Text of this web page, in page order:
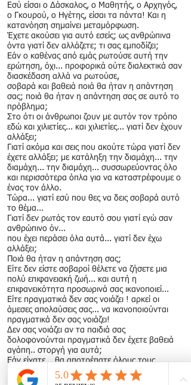
Εσύ είσαι ο Δάσκαλος, ο Μαθητής, o Αρχηγός,
ο Γκουρού, ο Ηγέτης, είσαι τα πάντα! Και η
κατανόηση σημαίνει μεταμόρφωση.
Έχετε ακούσει για αυτό εσείς; ως ανθρώπινα
όντα γιατί δεν αλλάζετε; τι σας εμποδίζει;
Εάν ο καθένας από εμάς ρωτούσε αυτή την
ερώτηση, όχι... προφορικά ούτε διαλεκτικά σαν
διασκέδαση αλλά να ρωτούσε,
σοβαρά και βαθειά ποιά θα ήταν η απάντηση
σας; ποιά θα ήταν η απάντηση σας σε αυτό το
πρόβλημα;
Στο ότι οι άνθρωποι ζουν με αυτόν τον τρόπο
εδώ και χιλιετίες... και χιλιετίες... γιατί δεν έχουν
αλλάξει;
Γιατί ακόμα και σεις που ακούτε τώρα γιατί δεν
έχετε αλλάξει; με κατάληξη την διαμάχη... την
διαμάχη... την διαμάχη... συσσωρεύοντας όλο
και περισσότερα όπλα για να καταστρέφουμε ο
ένας τον άλλο.
Τώρα... γιατί εσύ που θες να δεις σοβαρά αυτό
το θέμα...
Γιατί δεν ρωτάς τον εαυτό σου γιατί εγώ σαν
ανθρώπινο όν...
που έχει περάσει όλα αυτά... γιατί δεν έχω
αλλάξει;
Ποιά θα ήταν η απάντηση σας;
Είτε δεν είστε σοβαροί θέλετε να ζήσετε μια
πολύ επιφανειακή ζωή... και αυτή η
επιφανεικότητα προσωρινά σας ικανοποιεί...
Είτε πραγματικά δεν σας νοιάζει ! αρκεί οι
άμεσες απολαύσεις σας... να ικανοποιούνται
πραγματικά δεν σας νοιάζει!
Δεν σας νοιάζει αν τα παιδιά σας
δολοφονούνται πραγματικά δεν έχετε βαθειά
αγάπη.. στοργή για αυτά;
Εάν είχατε... θα αποτρέπατε όλους τους
πολέμους οπότε προφανώς... τίποτα απ᾽ όλα
αυτά δεν σημαίνουν κάτι για εσάς !